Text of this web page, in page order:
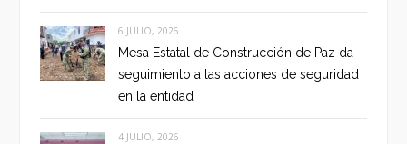
6 JULIO, 2026
Mesa Estatal de Construcción de Paz da
seguimiento a las acciones de seguridad
en la entidad
4 JULIO, 2026